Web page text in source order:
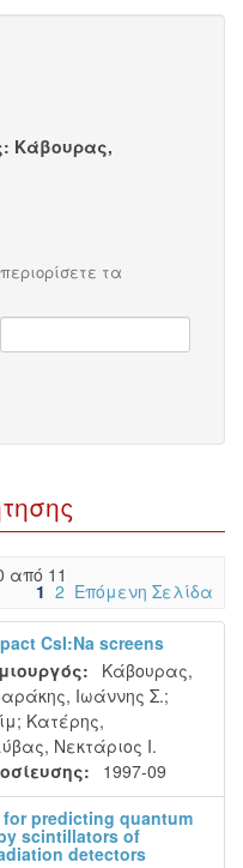
Κάβουρας,
τα
από 11
1 2 Επόμενη Σελίδα
CsI:Na screens
Κάβουρας,
Ιωάννης Σ.;
; Κατέρης,
Νεκτάριος Ι.
1997-09
predicting quantum
scintillators of
detectors